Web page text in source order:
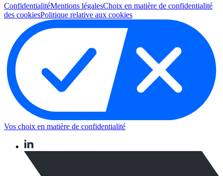
ConfidentialitéMentions légalesChoix en matière de confidentialité
des cookiesPolitique relative aux cookies
Vos choix en matière de confidentialité